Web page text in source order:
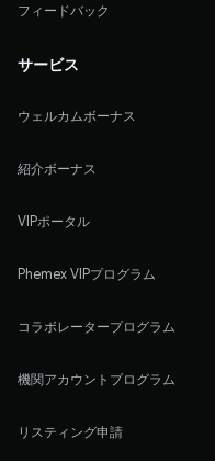
フィードバック
サービス
ウェルカムボーナス
紹介ボーナス
VIPポータル
Phemex VIPプログラム
コラボレータープログラム
機関アカウントプログラム
リスティング申請